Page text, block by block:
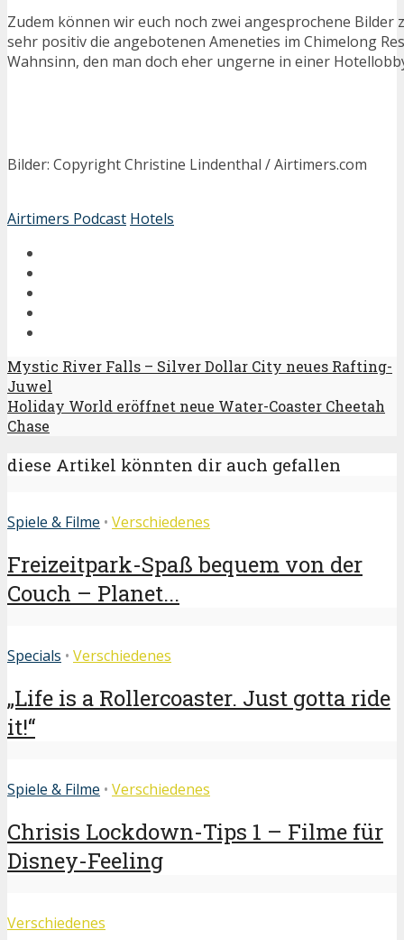
Zudem können wir euch noch zwei angesprochene Bilder
sehr positiv die angebotenen Ameneties im Chimelong
Wahnsinn, den man doch eher ungerne in einer
Bilder: Copyright Christine Lindenthal / Airtimers.com
Airtimers Podcast Hotels
Mystic River Falls – Silver Dollar City neues Rafting-
Juwel
Holiday World eröffnet neue Water-Coaster Cheetah
Chase
diese Artikel könnten dir auch gefallen
Spiele & Filme • Verschiedenes
Freizeitpark-Spaß bequem von der
Couch – Planet...
Specials • Verschiedenes
„Life is a Rollercoaster. Just gotta ride
it!“
Spiele & Filme • Verschiedenes
Chrisis Lockdown-Tips 1 – Filme für
Disney-Feeling
Verschiedenes